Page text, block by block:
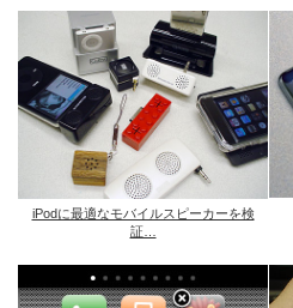
iPodに最適なモバイルスピーカーを検
証…